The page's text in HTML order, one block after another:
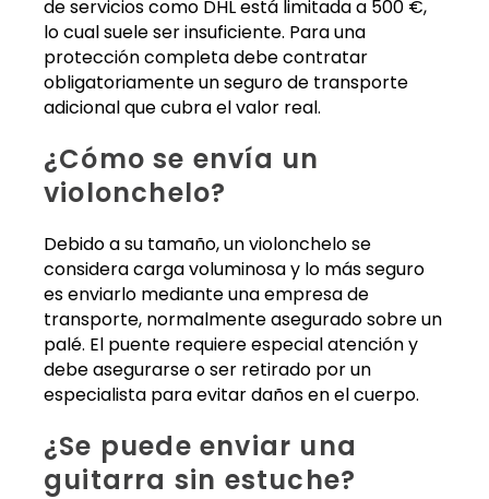
de servicios como DHL está limitada a 500 €,
lo cual suele ser insuficiente. Para una
protección completa debe contratar
obligatoriamente un seguro de transporte
adicional que cubra el valor real.
¿Cómo se envía un
violonchelo?
Debido a su tamaño, un violonchelo se
considera carga voluminosa y lo más seguro
es enviarlo mediante una empresa de
transporte, normalmente asegurado sobre un
palé. El puente requiere especial atención y
debe asegurarse o ser retirado por un
especialista para evitar daños en el cuerpo.
¿Se puede enviar una
guitarra sin estuche?